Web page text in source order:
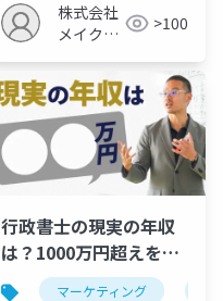
株式会社
メイクア
>100
行政書士の現実の年収
は？1000万円超えを目
指す3つのポイント
マーケティング